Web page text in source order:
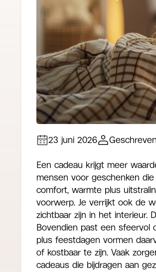
23 juni 2026
Een cadeau krijgt meer
mensen voor geschenken
comfort, warmte plus
voorwerp. Je verrijkt ook de
zichtbaar zijn in het interieur.
Bovendien past een sfeervol
plus feestdagen vormen
of kostbaar te zijn. Vaak
cadeaus die bijdragen aan